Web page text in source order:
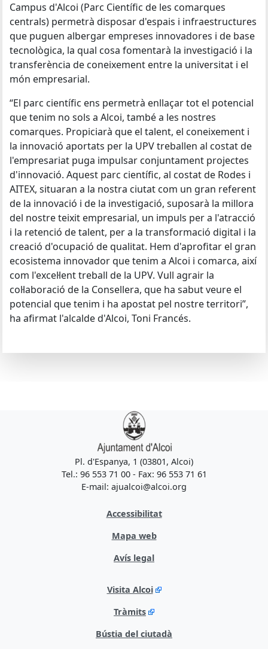
Campus d'Alcoi (Parc Científic de les comarques
centrals) permetrà disposar d'espais i infraestructures
que puguen albergar empreses innovadores i de base
tecnològica, la qual cosa fomentarà la investigació i la
transferència de coneixement entre la universitat i el
món empresarial.
“El parc científic ens permetrà enllaçar tot el potencial
que tenim no sols a Alcoi, també a les nostres
comarques. Propiciarà que el talent, el coneixement i
la innovació aportats per la UPV treballen al costat de
l'empresariat puga impulsar conjuntament projectes
d'innovació. Aquest parc científic, al costat de Rodes i
AITEX, situaran a la nostra ciutat com un gran referent
de la innovació i de la investigació, suposarà la millora
del nostre teixit empresarial, un impuls per a l'atracció
i la retenció de talent, per a la transformació digital i la
creació d'ocupació de qualitat. Hem d'aprofitar el gran
ecosistema innovador que tenim a Alcoi i comarca, així
com l'excel·lent treball de la UPV. Vull agrair la
col·laboració de la Consellera, que ha sabut veure el
potencial que tenim i ha apostat pel nostre territori”,
ha afirmat l'alcalde d'Alcoi, Toni Francés.
Pl. d'Espanya, 1 (03801, Alcoi)
Tel.: 96 553 71 00 - Fax: 96 553 71 61
E-mail: ajualcoi@alcoi.org
Accessibilitat
Mapa web
Avís legal
Visita Alcoi
Tràmits
Bústia del ciutadà